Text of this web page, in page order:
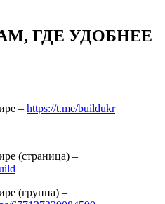
ГДЕ УДОБНЕЕ
– https://t.me/buildukr
(страница) –
(группа) –